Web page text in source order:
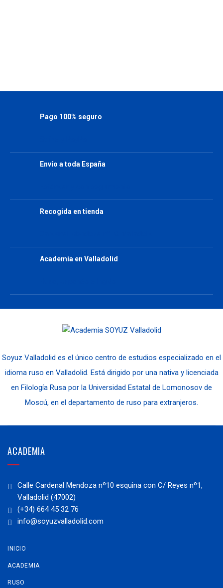
Pago 100% seguro
Envío a toda España
Recogida en tienda
Academia en Valladolid
Soyuz Valladolid es el único centro de estudios especializado en el
idioma ruso en Valladolid. Está dirigido por una nativa y licenciada
en Filología Rusa por la Universidad Estatal de Lomonosov de
Moscú, en el departamento de ruso para extranjeros.
ACADEMIA
Calle Cardenal Mendoza nº10 esquina con C/ Reyes nº1,
Valladolid (47002)
(+34) 664 45 32 76
info@soyuzvalladolid.com
INICIO
ACADEMIA
RUSO